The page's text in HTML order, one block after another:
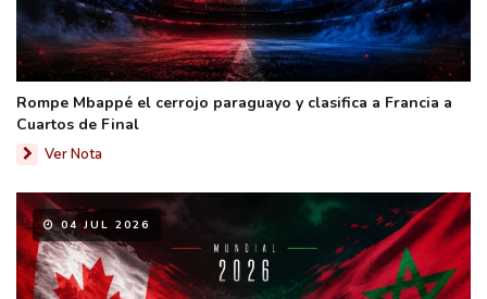
Rompe Mbappé el cerrojo paraguayo y clasifica a Francia a
Cuartos de Final
Ver Nota
04 JUL 2026